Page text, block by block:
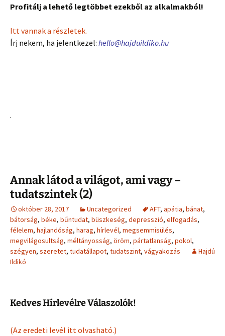
Profitálj a lehető legtöbbet ezekből az alkalmakból!
Itt vannak a részletek.
Írj nekem, ha jelentkezel: hello@hajduildiko.hu
.
Annak látod a világot, ami vagy –
tudatszintek (2)
október 28, 2017 Uncategorized AFT, apátia, bánat,
bátorság, béke, bűntudat, büszkeség, depresszió, elfogadás,
félelem, hajlandóság, harag, hírlevél, megsemmisülés,
megvilágosultság, méltányosság, öröm, pártatlanság, pokol,
szégyen, szeretet, tudatállapot, tudatszint, vágyakozás
Hajdú
Ildikó
Kedves Hírlevélre Válaszolók!
(Az eredeti levél itt olvasható.)